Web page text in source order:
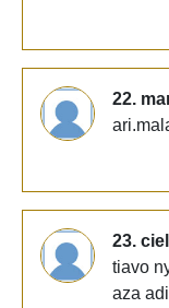
22.
23.
tiavo
aza